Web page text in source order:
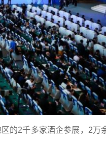
的2千多家酒企参展，2万